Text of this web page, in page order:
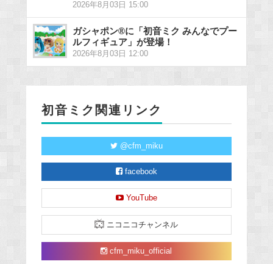
2026年8月03日 15:00
ガシャポン®に「初音ミク みんなでプー
ルフィギュア」が登場！
2026年8月03日 12:00
初音ミク関連リンク
@cfm_miku
facebook
YouTube
ニコニコチャンネル
cfm_miku_official